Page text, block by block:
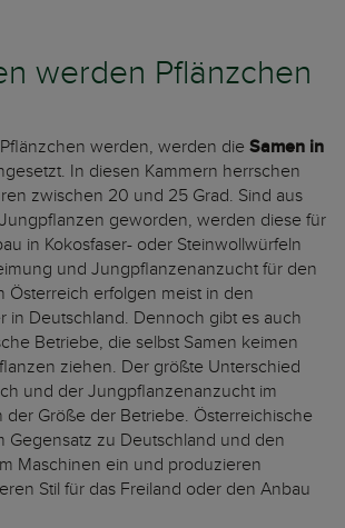
werden Pflänzchen
werden, werden die Samen in
In diesen Kammern herrschen
zwischen 20 und 25 Grad. Sind aus
geworden, werden diese für
in Kokosfaser- oder Steinwollwürfeln
und Jungpflanzenanzucht für den
Österreich erfolgen meist in den
in Deutschland. Dennoch gibt es auch
Betriebe, die selbst Samen keimen
ziehen. Der größte Unterschied
und der Jungpflanzenanzucht im
der Größe der Betriebe. Österreichische
Gegensatz zu Deutschland und den
Maschinen ein und produzieren
Stil für das Freiland oder den Anbau